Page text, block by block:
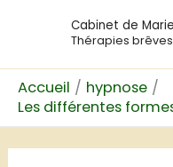
Cabinet de
Thérapies brêves
Accueil
hypnose
Les différentes